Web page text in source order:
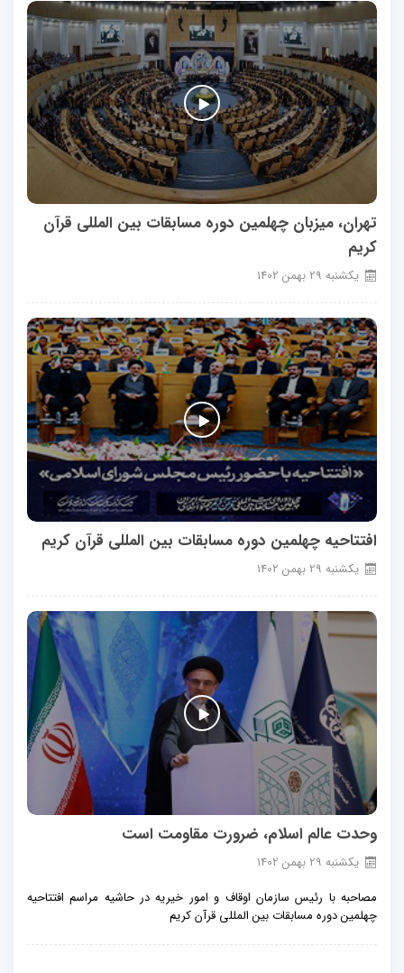
تهران، میزبان چهلمین دوره مسابقات بین المللی قرآن
کریم
يكشنبه 29 بهمن 1402
افتتاحیه چهلمین دوره مسابقات بین المللی قرآن کریم
يكشنبه 29 بهمن 1402
وحدت عالم اسلام، ضرورت مقاومت است
يكشنبه 29 بهمن 1402
مصاحبه با رئیس سازمان اوقاف و امور خیریه در حاشیه مراسم افتتاحیه
چهلمین دوره مسابقات بین المللی قرآن کریم